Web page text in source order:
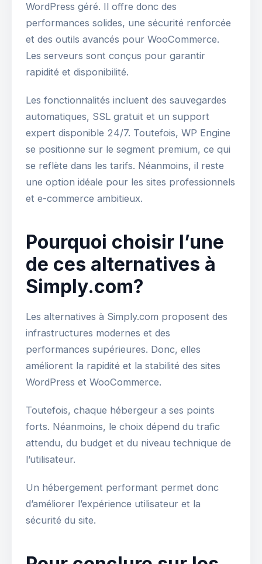
WordPress géré. Il offre donc des
performances solides, une sécurité renforcée
et des outils avancés pour WooCommerce.
Les serveurs sont conçus pour garantir
rapidité et disponibilité.
Les fonctionnalités incluent des sauvegardes
automatiques, SSL gratuit et un support
expert disponible 24/7. Toutefois, WP Engine
se positionne sur le segment premium, ce qui
se reflète dans les tarifs. Néanmoins, il reste
une option idéale pour les sites professionnels
et e-commerce ambitieux.
Pourquoi choisir l’une
de ces alternatives à
Simply.com?
Les alternatives à Simply.com proposent des
infrastructures modernes et des
performances supérieures. Donc, elles
améliorent la rapidité et la stabilité des sites
WordPress et WooCommerce.
Toutefois, chaque hébergeur a ses points
forts. Néanmoins, le choix dépend du trafic
attendu, du budget et du niveau technique de
l’utilisateur.
Un hébergement performant permet donc
d’améliorer l’expérience utilisateur et la
sécurité du site.